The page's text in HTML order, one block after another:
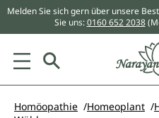
springen
Melden Sie sich gern über unsere
Sie uns:0160 652 2038
Homöopathie Homeoplant